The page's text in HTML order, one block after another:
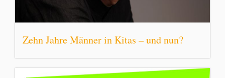
Zehn Jahre Männer in Kitas – und nun?